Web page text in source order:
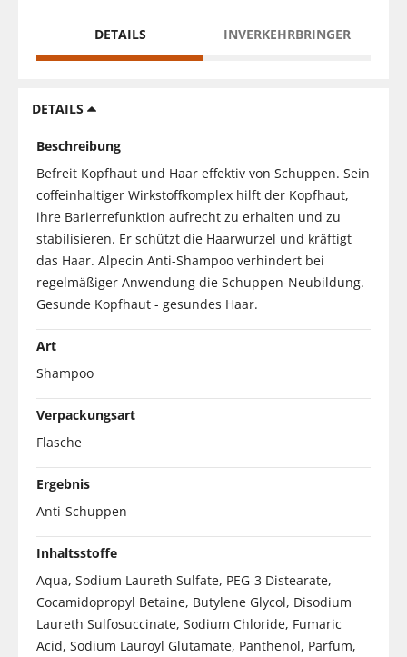
DETAILS INVERKEHRBRINGER
DETAILS
Beschreibung
Befreit Kopfhaut und Haar effektiv von Schuppen. Sein
coffeinhaltiger Wirkstoffkomplex hilft der Kopfhaut,
ihre Barierrefunktion aufrecht zu erhalten und zu
stabilisieren. Er schützt die Haarwurzel und kräftigt
das Haar. Alpecin Anti-Shampoo verhindert bei
regelmäßiger Anwendung die Schuppen-Neubildung.
Gesunde Kopfhaut - gesundes Haar.
Art
Shampoo
Verpackungsart
Flasche
Ergebnis
Anti-Schuppen
Inhaltsstoffe
Aqua, Sodium Laureth Sulfate, PEG-3 Distearate,
Cocamidopropyl Betaine, Butylene Glycol, Disodium
Laureth Sulfosuccinate, Sodium Chloride, Fumaric
Acid, Sodium Lauroyl Glutamate, Panthenol, Parfum,